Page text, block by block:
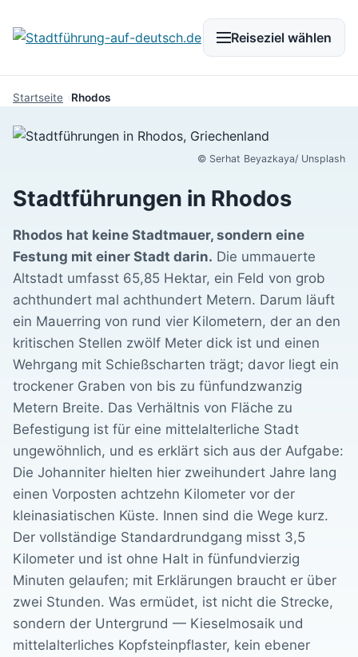
Reiseziel wählen
Startseite Rhodos
Stadtführungen in Rhodos
Rhodos hat keine Stadtmauer, sondern eine
Festung mit einer Stadt darin. Die ummauerte
Altstadt umfasst 65,85 Hektar, ein Feld von grob
achthundert mal achthundert Metern. Darum läuft
ein Mauerring von rund vier Kilometern, der an den
kritischen Stellen zwölf Meter dick ist und einen
Wehrgang mit Schießscharten trägt; davor liegt ein
trockener Graben von bis zu fünfundzwanzig
Metern Breite. Das Verhältnis von Fläche zu
Befestigung ist für eine mittelalterliche Stadt
ungewöhnlich, und es erklärt sich aus der Aufgabe:
Die Johanniter hielten hier zweihundert Jahre lang
einen Vorposten achtzehn Kilometer vor der
kleinasiatischen Küste. Innen sind die Wege kurz.
Der vollständige Standardrundgang misst 3,5
Kilometer und ist ohne Halt in fünfundvierzig
Minuten gelaufen; mit Erklärungen braucht er über
zwei Stunden. Was ermüdet, ist nicht die Strecke,
sondern der Untergrund — Kieselmosaik und
mittelalterliches Kopfsteinpflaster, kein ebener
© Serhat Beyazkaya/ Unsplash